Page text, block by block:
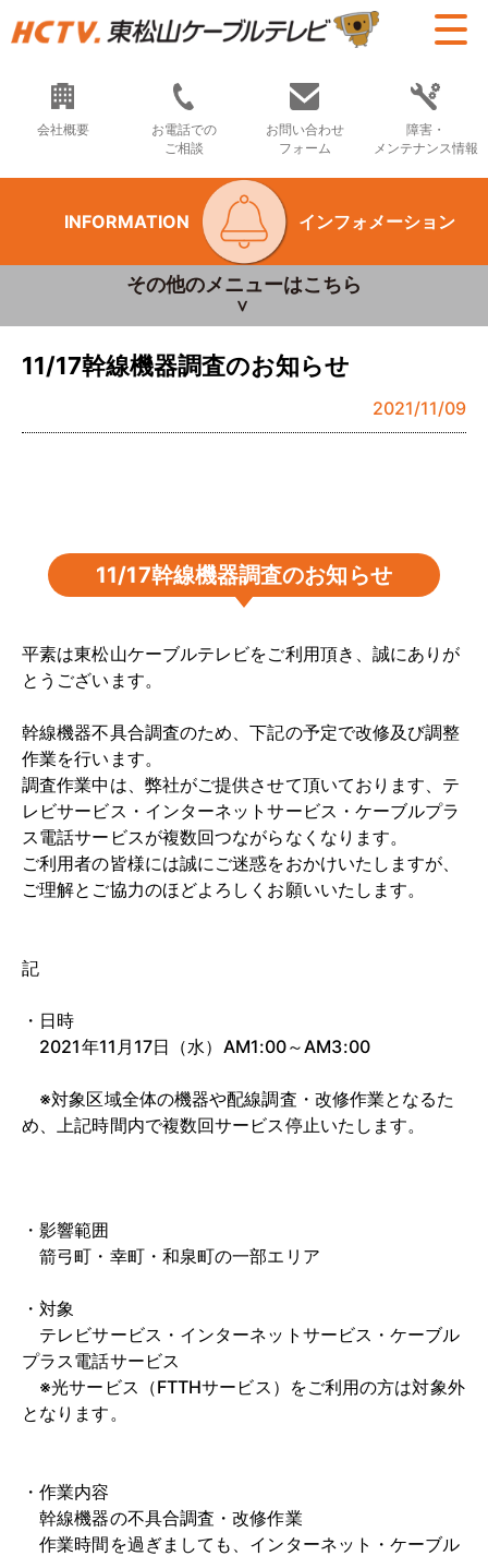
会社概要
お電話での
ご相談
お問い合わせ
フォーム
障害・
メンテナンス情報
INFORMATION インフォメーション
その他のメニューはこちら
11/17幹線機器調査のお知らせ
2021/11/09
11/17幹線機器調査のお知らせ
平素は東松山ケーブルテレビをご利用頂き、誠にありが
とうございます。
幹線機器不具合調査のため、下記の予定で改修及び調整
作業を行います。
調査作業中は、弊社がご提供させて頂いております、テ
レビサービス・インターネットサービス・ケーブルプラ
ス電話サービスが複数回つながらなくなります。
ご利用者の皆様には誠にご迷惑をおかけいたしますが、
ご理解とご協力のほどよろしくお願いいたします。
記
・日時
2021年11月17日（水）AM1:00～AM3:00
※対象区域全体の機器や配線調査・改修作業となるた
め、上記時間内で複数回サービス停止いたします。
・影響範囲
箭弓町・幸町・和泉町の一部エリア
・対象
テレビサービス・インターネットサービス・ケーブル
プラス電話サービス
※光サービス（FTTHサービス）をご利用の方は対象外
となります。
・作業内容
幹線機器の不具合調査・改修作業
作業時間を過ぎましても、インターネット・ケーブル